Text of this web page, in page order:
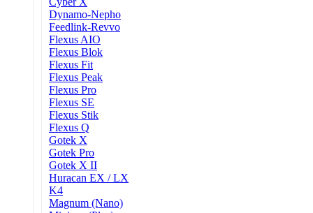
Dynamo-Nepho
Feedlink-Revvo
Flexus AIO
Flexus Blok
Flexus Fit
Flexus Peak
Flexus Pro
Flexus SE
Flexus Stik
Flexus Q
Gotek X
Gotek Pro
Gotek X II
Huracan EX / LX
K4
Magnum (Nano)